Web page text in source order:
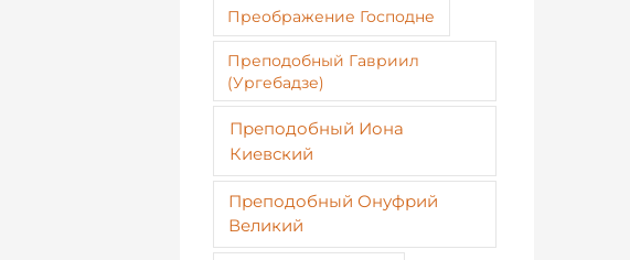
Преображение Господне
Преподобный Гавриил
(Ургебадзе)
Преподобный Иона
Киевский
Преподобный Онуфрий
Великий